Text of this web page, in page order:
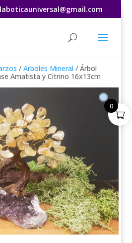
laboticauniversal@gmail.com
/Arboles Mineral / Árbol
Amatista y Citrino 16x13cm
0